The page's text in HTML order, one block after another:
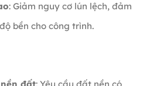
: Giảm nguy cơ lún lệch, đảm
bền cho công trình.
đất: Yêu cầu đất nền có